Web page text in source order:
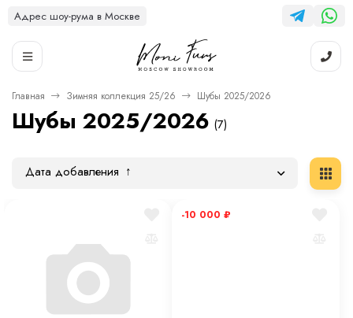
Адрес шоу-рума в Москве
Главная Зимняя коллекция 25/26 Шубы 2025/2026
Шубы 2025/2026 (7)
Дата добавления
-10 000 ₽